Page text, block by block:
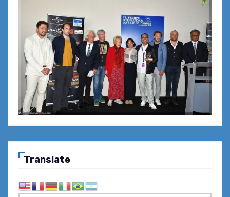
Translate